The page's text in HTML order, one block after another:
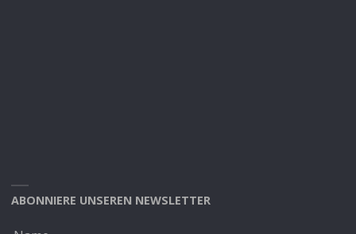
ABONNIERE UNSEREN NEWSLETTER